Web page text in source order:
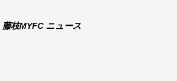
藤枝MYFC ニュース